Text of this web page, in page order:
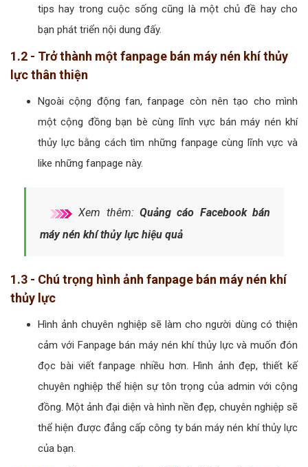
tips hay trong cuộc sống cũng là một chủ đề hay cho
bạn phát triển nội dung đấy.
1.2 - Trở thành một fanpage bán máy nén khí thủy
lực thân thiện
Ngoài cộng động fan, fanpage còn nên tạo cho mình
một cộng đồng bạn bè cùng lĩnh vực bán máy nén khí
thủy lực bằng cách tìm những fanpage cùng lĩnh vực và
like những fanpage này.
Xem thêm: Quảng cáo Facebook bán
máy nén khí thủy lực hiệu quả
1.3 - Chú trọng hình ảnh fanpage bán máy nén khí
thủy lực
Hình ảnh chuyên nghiệp sẽ làm cho người dùng có thiện
cảm với Fanpage bán máy nén khí thủy lực và muốn đón
đọc bài viết fanpage nhiều hơn. Hình ảnh đẹp, thiết kế
chuyên nghiệp thể hiện sự tôn trọng của admin với cộng
đồng. Một ảnh đại diện và hình nền đẹp, chuyên nghiệp sẽ
thể hiện được đẳng cấp công ty bán máy nén khí thủy lực
của bạn.